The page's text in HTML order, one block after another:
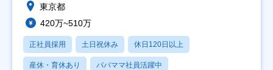
東京都
420万~510万
正社員採用 土日祝休み 休日120日以上
産休・育休あり パパママ社員活躍中